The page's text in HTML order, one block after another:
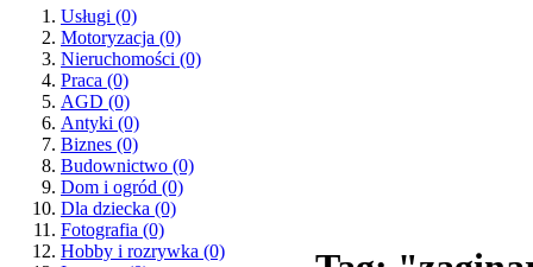
Usługi (0)
Motoryzacja (0)
Nieruchomości (0)
Praca (0)
AGD (0)
Antyki (0)
Biznes (0)
Budownictwo (0)
Dom i ogród (0)
Dla dziecka (0)
Fotografia (0)
Hobby i rozrywka (0)